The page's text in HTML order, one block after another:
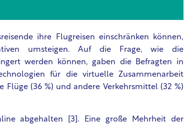
ihre Flugreisen einschränken können,
umsteigen. Auf die Frage, wie die
werden können, gaben die Befragten in
für die virtuelle Zusammenarbeit
Flüge (36 %) und andere Verkehrsmittel (32 %)
abgehalten [3]. Eine große Mehrheit der